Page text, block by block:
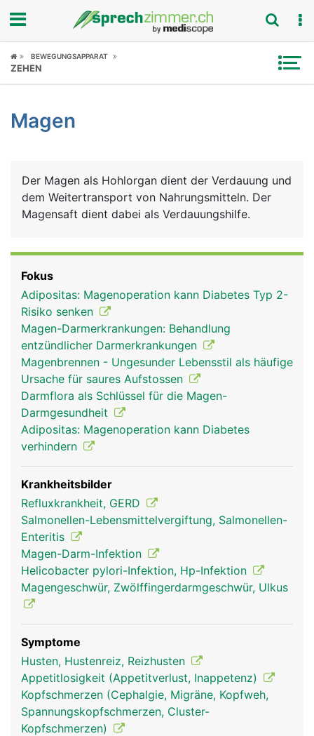
Fokus
Symptome
News
Rubriken
BEWEGUNGSAPPARAT
ZEHEN
Magen
Der Magen als Hohlorgan dient der Verdauung und
dem Weitertransport von Nahrungsmitteln. Der
Magensaft dient dabei als Verdauungshilfe.
Fokus
Adipositas: Magenoperation kann Diabetes Typ 2-
Risiko senken
Magen-Darmerkrankungen: Behandlung
entzündlicher Darmerkrankungen
Magenbrennen - Ungesunder Lebensstil als häufige
Ursache für saures Aufstossen
Darmflora als Schlüssel für die Magen-
Darmgesundheit
Adipositas: Magenoperation kann Diabetes
verhindern
Krankheitsbilder
Refluxkrankheit, GERD
Salmonellen-Lebensmittelvergiftung, Salmonellen-
Enteritis
Magen-Darm-Infektion
Helicobacter pylori-Infektion, Hp-Infektion
Magengeschwür, Zwölffingerdarmgeschwür, Ulkus
Symptome
Husten, Hustenreiz, Reizhusten
Appetitlosigkeit (Appetitverlust, Inappetenz)
Kopfschmerzen (Cephalgie, Migräne, Kopfweh,
Spannungskopfschmerzen, Cluster-
Kopfschmerzen)